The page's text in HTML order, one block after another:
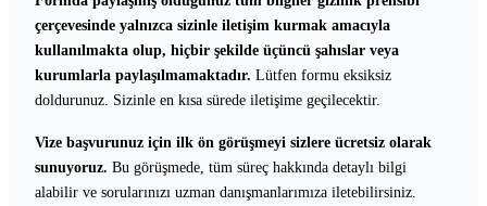
çerçevesinde yalnızca sizinle iletişim kurmak amacıyla
kullanılmakta olup, hiçbir şekilde üçüncü şahıslar veya
kurumlarla paylaşılmamaktadır. Lütfen formu eksiksiz
doldurunuz. Sizinle en kısa sürede iletişime geçilecektir.
Vize başvurunuz için ilk ön görüşmeyi sizlere ücretsiz olarak
sunuyoruz. Bu görüşmede, tüm süreç hakkında detaylı bilgi
alabilir ve sorularınızı uzman danışmanlarımıza iletebilirsiniz.